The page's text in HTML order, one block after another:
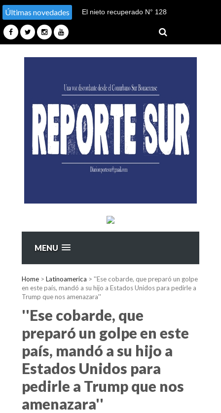
Últimas novedades
El nieto recuperado N° 128
sustracción y sustitución de
identidad en Tucumán
MENU
Home > Latinoamerica > ''Ese cobarde, que preparó un golpe
en este país, mandó a su hijo a Estados Unidos para pedirle a
Trump que nos amenazara''
''Ese cobarde, que
preparó un golpe en este
país, mandó a su hijo a
Estados Unidos para
pedirle a Trump que nos
amenazara''